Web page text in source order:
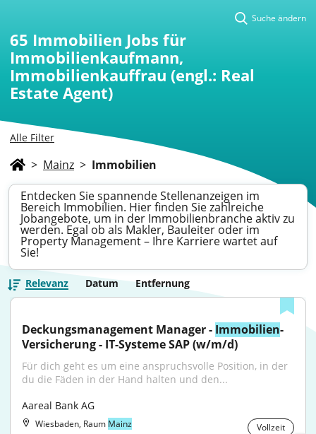
Alle Filter
Suche ändern
65 Immobilien Jobs für
Immobilienkaufmann,
Immobilienkauffrau (engl.: Real
Estate Agent)
> Mainz > Immobilien
Entdecken Sie spannende Stellenanzeigen im
Bereich Immobilien. Hier finden Sie zahlreiche
Jobangebote, um in der Immobilienbranche aktiv zu
werden. Egal ob als Makler, Bauleiter oder im
Property Management – Ihre Karriere wartet auf
Sie!
Relevanz Datum Entfernung
Deckungsmanagement Manager - Immobilien-
Versicherung - IT-Systeme SAP (w/m/d)
Für dich geht es um eine anspruchsvolle Position, in der
du die Fäden in der Hand halten und den...
Aareal Bank AG
Wiesbaden, Raum Mainz Vollzeit